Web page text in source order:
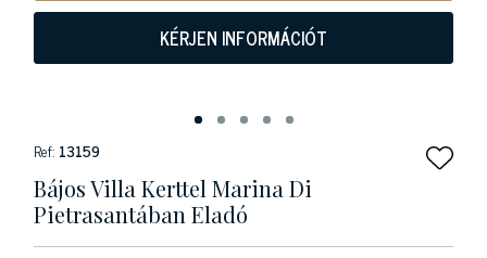
KÉRJEN INFORMÁCIÓT
Ref: 13159
Bájos Villa Kerttel Marina Di
Pietrasantában Eladó